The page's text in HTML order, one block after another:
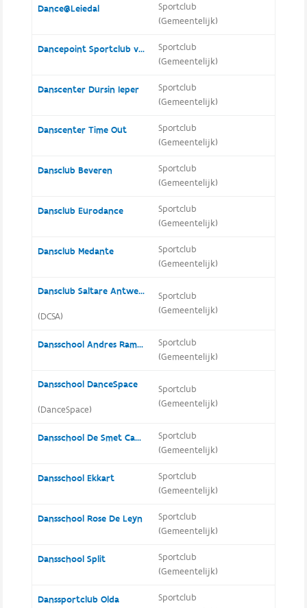
Dance@Leiedal
Sportclub
(Gemeentelijk)
Dancepoint Sportclub vzw
Sportclub
(Gemeentelijk)
Danscenter Dursin Ieper
Sportclub
(Gemeentelijk)
Danscenter Time Out
Sportclub
(Gemeentelijk)
Dansclub Beveren
Sportclub
(Gemeentelijk)
Dansclub Eurodance
Sportclub
(Gemeentelijk)
Dansclub Medante
Sportclub
(Gemeentelijk)
Dansclub Saltare Antwerpen
(DCSA)
Sportclub
(Gemeentelijk)
Dansschool Andres Ramon
Sportclub
(Gemeentelijk)
Dansschool DanceSpace
(DanceSpace)
Sportclub
(Gemeentelijk)
Dansschool De Smet Camby
Sportclub
(Gemeentelijk)
Dansschool Ekkart
Sportclub
(Gemeentelijk)
Dansschool Rose De Leyn
Sportclub
(Gemeentelijk)
Dansschool Split
Sportclub
(Gemeentelijk)
Danssportclub Olda
Sportclub